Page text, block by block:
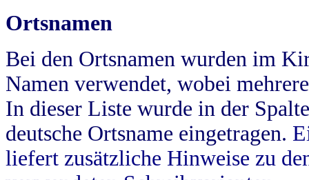
Ortsnamen
Bei den Ortsnamen wurden im
Namen verwendet, wobei
In dieser Liste wurde in der
deutsche Ortsname eingetragen.
liefert zusätzliche Hinweise zu